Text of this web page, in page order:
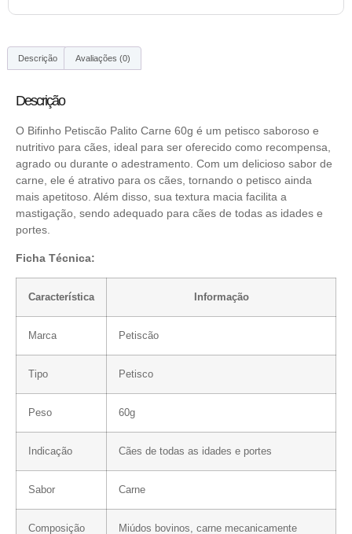
Descrição Avaliações (0)
Descrição
O Bifinho Petiscão Palito Carne 60g é um petisco saboroso e
nutritivo para cães, ideal para ser oferecido como recompensa,
agrado ou durante o adestramento. Com um delicioso sabor de
carne, ele é atrativo para os cães, tornando o petisco ainda
mais apetitoso. Além disso, sua textura macia facilita a
mastigação, sendo adequado para cães de todas as idades e
portes.
Ficha Técnica:
Característica Informação
Marca Petiscão
Tipo Petisco
Peso 60g
Indicação Cães de todas as idades e portes
Sabor Carne
Composição Miúdos bovinos, carne mecanicamente